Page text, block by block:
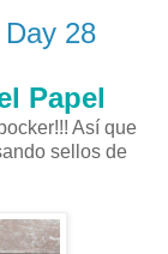
28
Papel
Así que
sellos de